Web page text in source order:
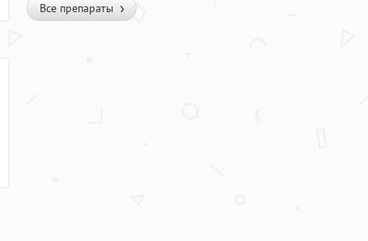
Все препараты